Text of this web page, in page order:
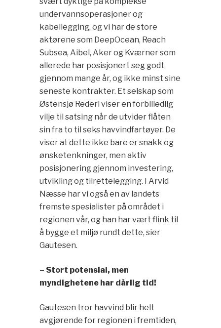
undervannsoperasjoner og
kabellegging, og vi har de store
aktørene som DeepOcean, Reach
Subsea, Aibel, Aker og Kværner som
allerede har posisjonert seg godt
gjennom mange år, og ikke minst sine
seneste kontrakter. Et selskap som
Østensjø Rederi viser en forbilledlig
vilje til satsing når de utvider flåten
sin fra to til seks havvindfartøyer. De
viser at dette ikke bare er snakk og
ønsketenkninger, men aktiv
posisjonering gjennom investering,
utvikling og tilrettelegging. I Arvid
Næsse har vi også en av landets
fremste spesialister på området i
regionen vår, og han har vært flink til
å bygge et miljø rundt dette, sier
Gautesen.
– Stort potensial, men
myndighetene har dårlig tid!
Gautesen tror havvind blir helt
avgjørende for regionen i fremtiden,